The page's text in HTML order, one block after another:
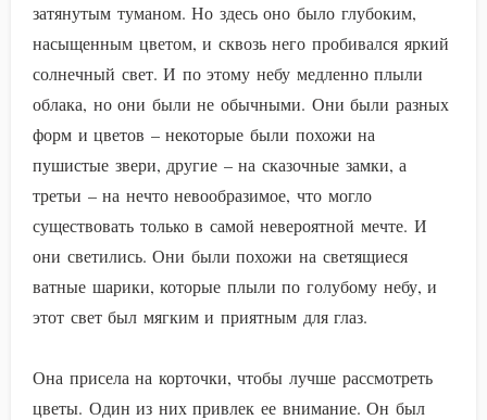
затянутым туманом. Но здесь оно было глубоким,
насыщенным цветом, и сквозь него пробивался яркий
солнечный свет. И по этому небу медленно плыли
облака, но они были не обычными. Они были разных
форм и цветов – некоторые были похожи на
пушистые звери, другие – на сказочные замки, а
третьи – на нечто невообразимое, что могло
существовать только в самой невероятной мечте. И
они светились. Они были похожи на светящиеся
ватные шарики, которые плыли по голубому небу, и
этот свет был мягким и приятным для глаз.
Она присела на корточки, чтобы лучше рассмотреть
цветы. Один из них привлек ее внимание. Он был